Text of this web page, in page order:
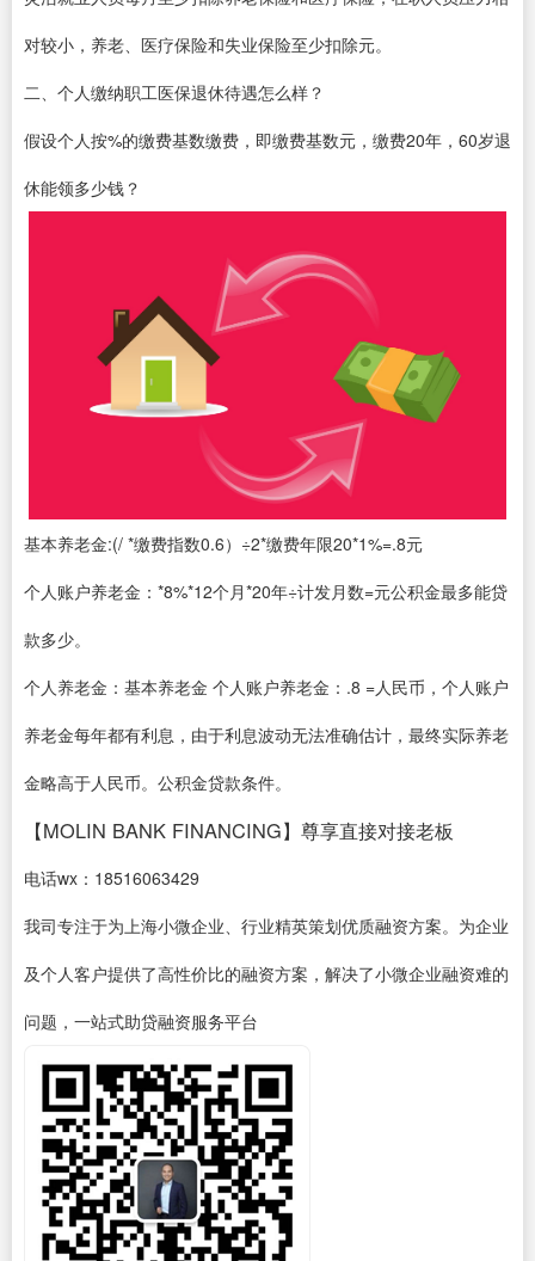
对较小，养老、医疗保险和失业保险至少扣除元。
二、个人缴纳职工医保退休待遇怎么样？
假设个人按%的缴费基数缴费，即缴费基数元，缴费20年，60岁退
休能领多少钱？
基本养老金:(/ *缴费指数0.6）÷2*缴费年限20*1%=.8元
个人账户养老金：*8%*12个月*20年÷计发月数=元公积金最多能贷
款多少。
个人养老金：基本养老金 个人账户养老金：.8 =人民币，个人账户
养老金每年都有利息，由于利息波动无法准确估计，最终实际养老
金略高于人民币。公积金贷款条件。
【MOLIN BANK FINANCING】尊享直接对接老板
电话wx：18516063429
我司专注于为上海小微企业、行业精英策划优质融资方案。为企业
及个人客户提供了高性价比的融资方案，解决了小微企业融资难的
问题，一站式助贷融资服务平台